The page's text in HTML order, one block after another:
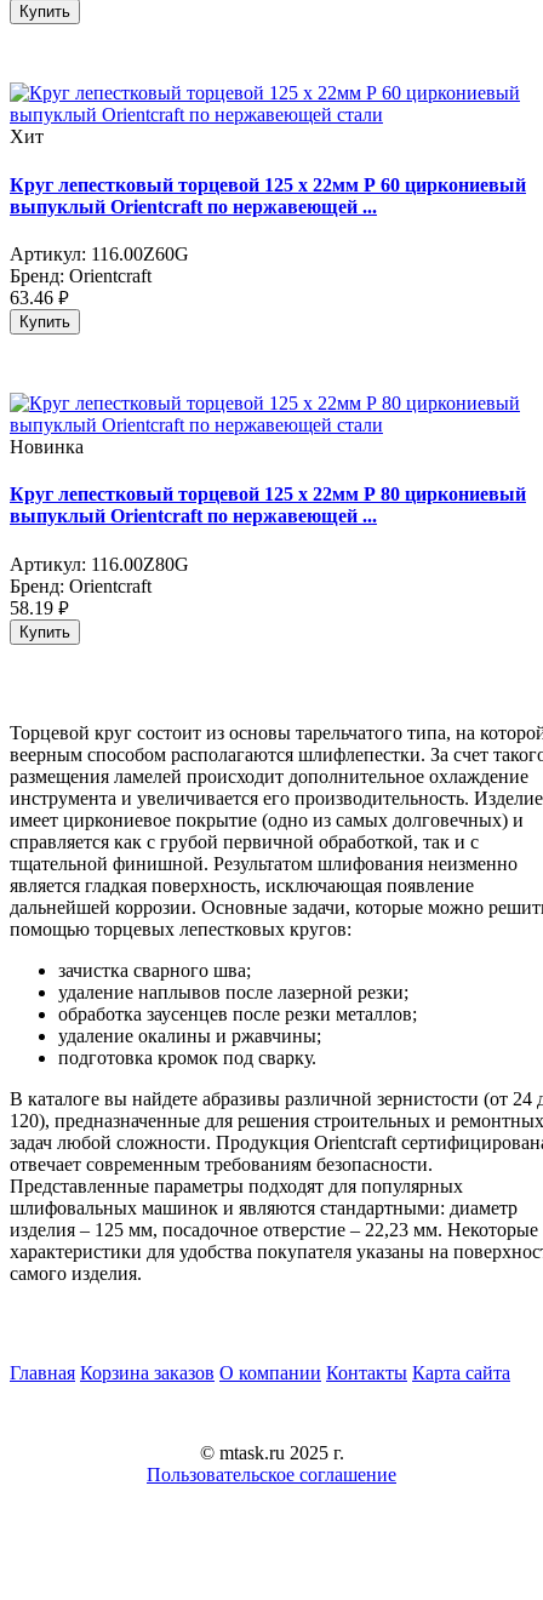
Купить
Хит
Круг лепестковый торцевой 125 х 22мм Р 60 циркониевый
выпуклый Orientсraft по нержавеющей ...
Артикул: 116.00Z60G
Бренд: Orientcraft
63.46 руб.
Купить
Новинка
Круг лепестковый торцевой 125 х 22мм Р 80 циркониевый
выпуклый Orientсraft по нержавеющей ...
Артикул: 116.00Z80G
Бренд: Orientcraft
58.19 руб.
Купить
Торцевой круг состоит из основы тарельчатого типа, на
веерным способом располагаются шлифлепестки. За счет
размещения ламелей происходит дополнительное охлаждение
инструмента и увеличивается его производительность. Изделие
имеет циркониевое покрытие (одно из самых долговечных) и
справляется как с грубой первичной обработкой, так и с
тщательной финишной. Результатом шлифования неизменно
является гладкая поверхность, исключающая появление
дальнейшей коррозии. Основные задачи, которые можно
помощью торцевых лепестковых кругов:
зачистка сварного шва;
удаление наплывов после лазерной резки;
обработка заусенцев после резки металлов;
удаление окалины и ржавчины;
подготовка кромок под сварку.
В каталоге вы найдете абразивы различной зернистости (от 24
120), предназначенные для решения строительных и ремонтных
задач любой сложности. Продукция Orientcraft
отвечает современным требованиям безопасности.
Представленные параметры подходят для популярных
шлифовальных машинок и являются стандартными: диаметр
изделия – 125 мм, посадочное отверстие – 22,23 мм. Некоторые
характеристики для удобства покупателя указаны на
самого изделия.
Главная Корзина заказов О компании Контакты Карта сайта
© mtask.ru 2025 г.
Пользовательское соглашение